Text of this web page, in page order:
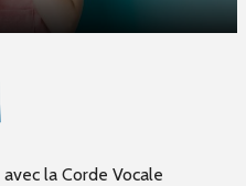
avec la Corde Vocale